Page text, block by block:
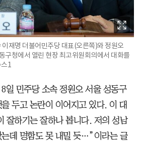
재명 더불어민주당 대표(오른쪽)와 정원오
구청에서 열린 현장 최고위원회의에서 대화를
1
일 민주당 소속 정원오 서울 성동구
두고 논란이 이어지고 있다. 이 대
잘하기는 잘하나 봅니다. 저의 성남
는데 명함도 못 내밀 듯…”이라는 글